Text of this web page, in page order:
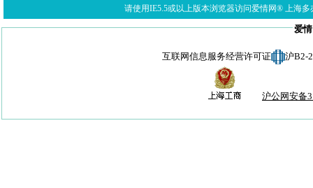
请使用IE5.5或以上版本浏览器访问爱情网® 上海多
爱
互联网信息服务经营许可证 沪B2-
沪公网安备